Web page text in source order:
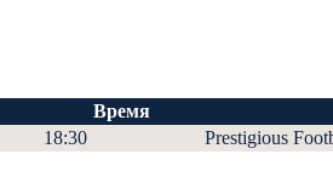
Время
18:30 Prestigious